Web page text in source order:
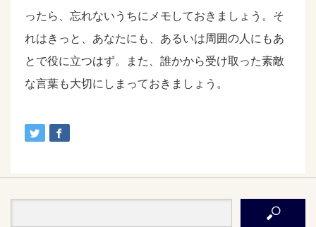
ったら、忘れないうちにメモしておきましょう。そ
れはきっと、あなたにも、あるいは周囲の人にもあ
とで役に立つはず。また、誰かから受け取った素敵
な言葉も大切にしまっておきましょう。